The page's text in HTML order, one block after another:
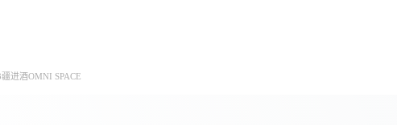
进酒OMNI SPACE